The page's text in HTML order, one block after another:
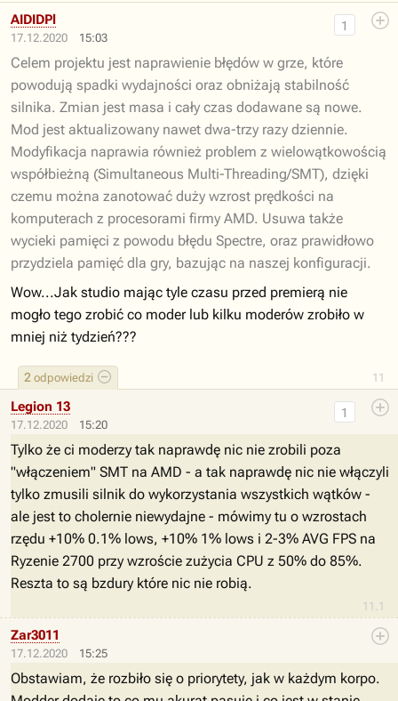
17.12.2020 15:03
11
1
2 odpowiedzi
AIDIDPl
Celem projektu jest naprawienie błędów w grze, które
powodują spadki wydajności oraz obniżają stabilność
silnika. Zmian jest masa i cały czas dodawane są nowe.
Mod jest aktualizowany nawet dwa-trzy razy dziennie.
Modyfikacja naprawia również problem z wielowątkowością
współbieżną (Simultaneous Multi-Threading/SMT), dzięki
czemu można zanotować duży wzrost prędkości na
komputerach z procesorami firmy AMD. Usuwa także
wycieki pamięci z powodu błędu Spectre, oraz prawidłowo
przydziela pamięć dla gry, bazując na naszej konfiguracji.
Wow...Jak studio mając tyle czasu przed premierą nie
mogło tego zrobić co moder lub kilku moderów zrobiło w
mniej niż tydzień???
17.12.2020 15:20
11.1
1
Legion 13
Tylko że ci moderzy tak naprawdę nic nie zrobili poza
"włączeniem" SMT na AMD - a tak naprawdę nic nie włączyli
tylko zmusili silnik do wykorzystania wszystkich wątków -
ale jest to cholernie niewydajne - mówimy tu o wzrostach
rzędu +10% 0.1% lows, +10% 1% lows i 2-3% AVG FPS na
Ryzenie 2700 przy wzroście zużycia CPU z 50% do 85%.
Reszta to są bzdury które nic nie robią.
17.12.2020 15:25
Zar3011
Obstawiam, że rozbiło się o priorytety, jak w każdym korpo.